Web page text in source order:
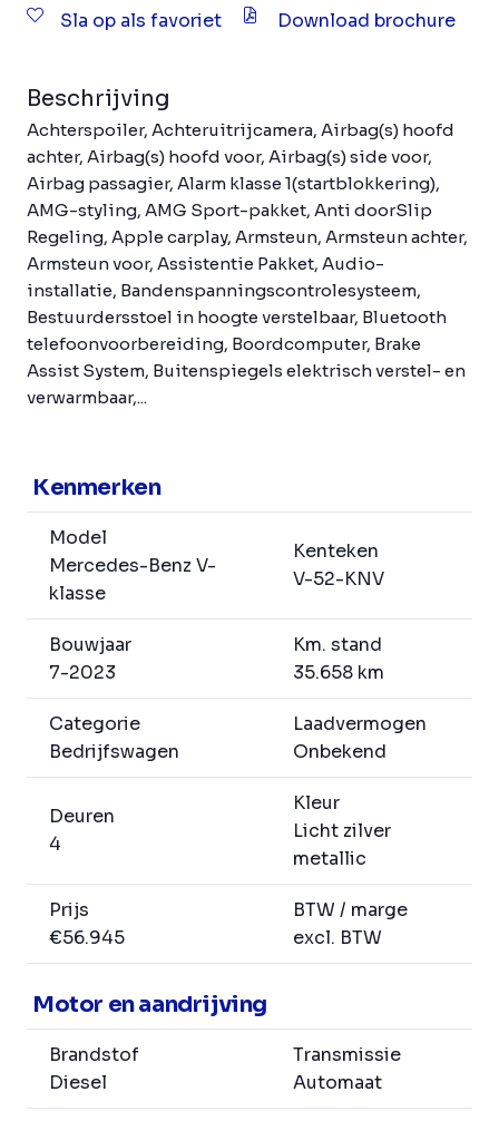
Sla op als favoriet Download brochure
Beschrijving
Achterspoiler, Achteruitrijcamera, Airbag(s) hoofd
achter, Airbag(s) hoofd voor, Airbag(s) side voor,
Airbag passagier, Alarm klasse 1(startblokkering),
AMG-styling, AMG Sport-pakket, Anti doorSlip
Regeling, Apple carplay, Armsteun, Armsteun achter,
Armsteun voor, Assistentie Pakket, Audio-
installatie, Bandenspanningscontrolesysteem,
Bestuurdersstoel in hoogte verstelbaar, Bluetooth
telefoonvoorbereiding, Boordcomputer, Brake
Assist System, Buitenspiegels elektrisch verstel- en
verwarmbaar,...
Kenmerken
Model
Mercedes-Benz V-
klasse
Kenteken
V-52-KNV
Bouwjaar
7-2023
Km. stand
35.658 km
Categorie
Bedrijfswagen
Laadvermogen
Onbekend
Deuren
4
Kleur
Licht zilver
metallic
Prijs
€56.945
BTW / marge
excl. BTW
Motor en aandrijving
Brandstof
Diesel
Transmissie
Automaat